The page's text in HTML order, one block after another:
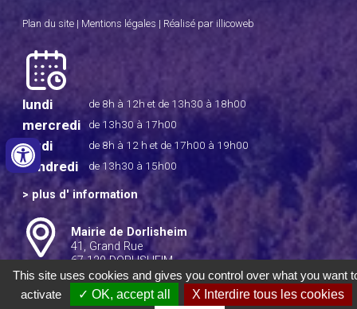
Plan du site | Mentions légales | Réalisé par illicoweb
lundi de 8h à 12h et de 13h30 à 18h00
mercredi de 13h30 à 17h00
jeudi de 8h à 12 h et de 17h00 à 19h00
vendredi de 13h30 à 15h00
> plus d' information
Mairie de Dorlisheim
41, Grand Rue
67 120 DORLISHEIM
Tél : 03 88 38 11 04
Fax : 03 88 38 04 82
This site uses cookies and gives you control over what you want
activate
✓ OK, accept all X Interdire tous les cookies